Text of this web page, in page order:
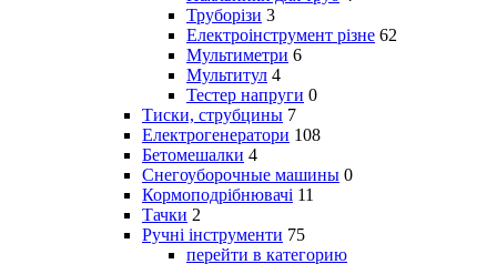
Труборізи 3
Електроінструмент різне 62
Мультиметри 6
Мультитул 4
Тестер напруги 0
Тиски, струбцины 7
Електрогенератори 108
Бетомешалки 4
Снегоуборочные машины 0
Кормоподрібнювачі 11
Тачки 2
Ручні інструменти 75
перейти в категорию